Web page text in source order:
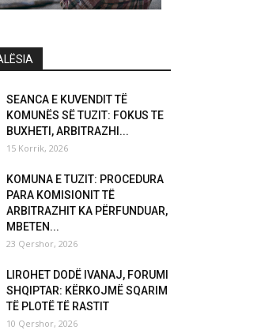
SEANCA E KUVENDIT TË
KOMUNËS SË TUZIT: FOKUS TE
BUXHETI, ARBITRAZHI...
15 Korrik, 2026
KOMUNA E TUZIT: PROCEDURA
PARA KOMISIONIT TË
ARBITRAZHIT KA PËRFUNDUAR,
MBETEN...
23 Qershor, 2026
LIROHET DODË IVANAJ, FORUMI
SHQIPTAR: KËRKOJMË SQARIM
TË PLOTË TË RASTIT
10 Qershor, 2026